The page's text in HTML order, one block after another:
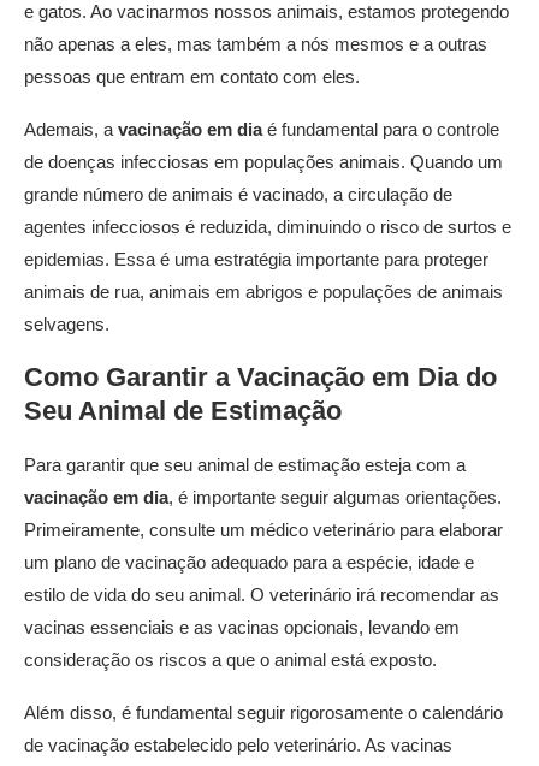
e gatos. Ao vacinarmos nossos animais, estamos protegendo
não apenas a eles, mas também a nós mesmos e a outras
pessoas que entram em contato com eles.
Ademais, a vacinação em diaé fundamental para o controle
de doenças infecciosas em populações animais. Quando um
grande número de animais é vacinado, a circulação de
agentes infecciosos é reduzida, diminuindo o risco de surtos e
epidemias. Essa é uma estratégia importante para proteger
animais de rua, animais em abrigos e populações de animais
selvagens.
Como Garantir a Vacinação em Diado
Seu Animal de Estimação
Para garantir que seu animal de estimação esteja com a
vacinação em dia, é importante seguir algumas orientações.
Primeiramente, consulte um médico veterinário para elaborar
um plano de vacinação adequado para a espécie, idade e
estilo de vida do seu animal. O veterinário irá recomendar as
vacinas essenciais e as vacinas opcionais, levando em
consideração os riscos a que o animal está exposto.
Além disso, é fundamental seguir rigorosamente o calendário
de vacinação estabelecido pelo veterinário. As vacinas